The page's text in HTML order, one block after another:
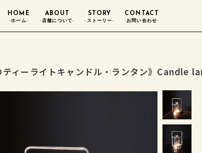
HOME
-ホーム-
ABOUT
-店舗について-
STORY
-ストーリー-
CONTACT
-お問い合わせ-
ティーライトキャンドル・ランタン》